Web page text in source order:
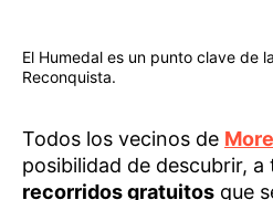
El Humedal es un punto clave de
Reconquista.
Todos los vecinos de
posibilidad de descubrir, a
recorridos gratuitos que